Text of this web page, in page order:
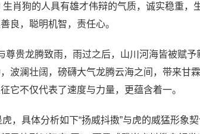
肖狗的人具有雄才伟辩的气质，诚实稳重，
良，聪明机智，责任心。
尊贵龙腾致雨，雨过之后，山川河海皆被赋
波澜壮阔，磅礴大气龙腾云海之间，带来甘
它不仅代表了速度与力量，更蕴含着一。
，具体分析如下“扬威抖擞”与虎的威猛形象